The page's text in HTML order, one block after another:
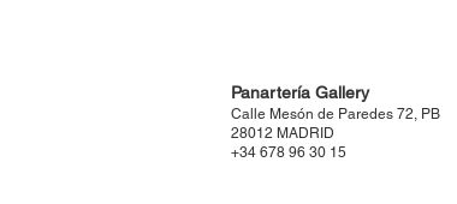
Panartería Gallery
Calle Mesón de Paredes 72, PB
28012 MADRID
+34 678 96 30 15